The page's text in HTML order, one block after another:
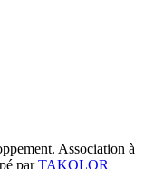
Association à
parTAKOLOR